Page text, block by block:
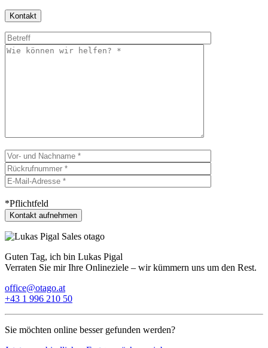
Kontakt
*Pflichtfeld
Guten Tag, ich bin Lukas Pigal
Verraten Sie mir Ihre Onlineziele – wir kümmern uns um den Rest.
office@otago.at
+43 1 996 210 50
Sie möchten online besser gefunden werden?